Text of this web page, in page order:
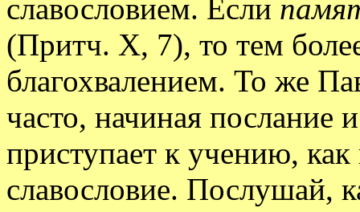
славословием. Если
(Притч. X, 7), то тем
благохвалением. То же
часто, начиная послание
приступает к учению,
славословие. Послушай,